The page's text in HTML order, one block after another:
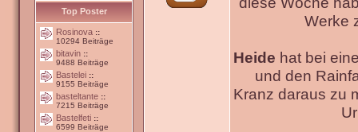
Top Poster
Rosinova ::
10294 Beiträge
bitavin ::
9488 Beiträge
Bastelei ::
9155 Beiträge
basteltante ::
7215 Beiträge
Bastelfeti ::
6599 Beiträge
Werke
Heide hat bei
und den
Kranz daraus zu